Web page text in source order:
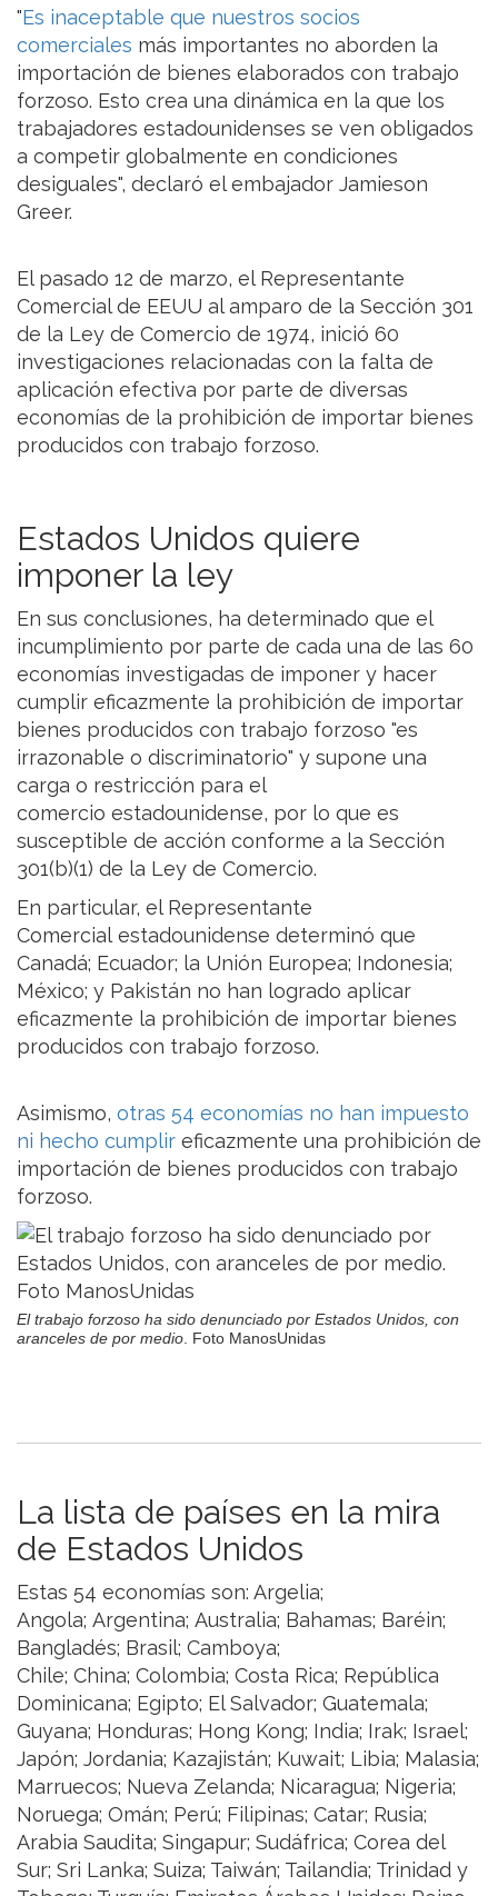
"Es inaceptable que nuestros socios
comerciales más importantes no aborden la
importación de bienes elaborados con trabajo
forzoso. Esto crea una dinámica en la que los
trabajadores estadounidenses se ven obligados
a competir globalmente en condiciones
desiguales", declaró el embajador Jamieson
Greer.
El pasado 12 de marzo, el Representante
Comercial de EEUU al amparo de la Sección 301
de la Ley de Comercio de 1974, inició 60
investigaciones relacionadas con la falta de
aplicación efectiva por parte de diversas
economías de la prohibición de importar bienes
producidos con trabajo forzoso.
Estados Unidos quiere
imponer la ley
En sus conclusiones, ha determinado que el
incumplimiento por parte de cada una de las 60
economías investigadas de imponer y hacer
cumplir eficazmente la prohibición de importar
bienes producidos con trabajo forzoso "es
irrazonable o discriminatorio" y supone una
carga o restricción para el
comercio estadounidense, por lo que es
susceptible de acción conforme a la Sección
301(b)(1) de la Ley de Comercio.
En particular, el Representante
Comercial estadounidense determinó que
Canadá; Ecuador; la Unión Europea; Indonesia;
México; y Pakistán no han logrado aplicar
eficazmente la prohibición de importar bienes
producidos con trabajo forzoso.
Asimismo, otras 54 economías no han impuesto
ni hecho cumplir eficazmente una prohibición de
importación de bienes producidos con trabajo
forzoso.
El trabajo forzoso ha sido denunciado por Estados Unidos, con
aranceles de por medio. Foto ManosUnidas
La lista de países en la mira
de Estados Unidos
Estas 54 economías son: Argelia;
Angola; Argentina; Australia; Bahamas; Baréin;
Bangladés; Brasil; Camboya;
Chile; China; Colombia; Costa Rica; República
Dominicana; Egipto; El Salvador; Guatemala;
Guyana; Honduras; Hong Kong; India; Irak; Israel;
Japón; Jordania; Kazajistán; Kuwait; Libia; Malasia;
Marruecos; Nueva Zelanda; Nicaragua; Nigeria;
Noruega; Omán; Perú; Filipinas; Catar; Rusia;
Arabia Saudita; Singapur; Sudáfrica; Corea del
Sur; Sri Lanka; Suiza; Taiwán; Tailandia; Trinidad y